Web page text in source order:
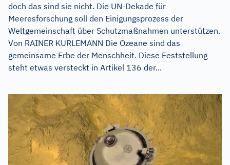
doch das sind sie nicht. Die UN-Dekade für
Meeresforschung soll den Einigungsprozess der
Weltgemeinschaft über Schutzmaßnahmen unterstützen.
Von RAINER KURLEMANN Die Ozeane sind das
gemeinsame Erbe der Menschheit. Diese Feststellung
steht etwas versteckt in Artikel 136 der...